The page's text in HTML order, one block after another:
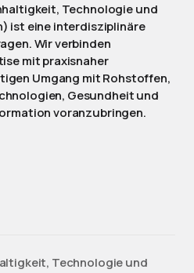
Technologie und
ist eine interdisziplinäre
Wir verbinden
mit praxisnaher
Umgang mit Rohstoffen,
Gesundheit und
voranzubringen.
Technologie und